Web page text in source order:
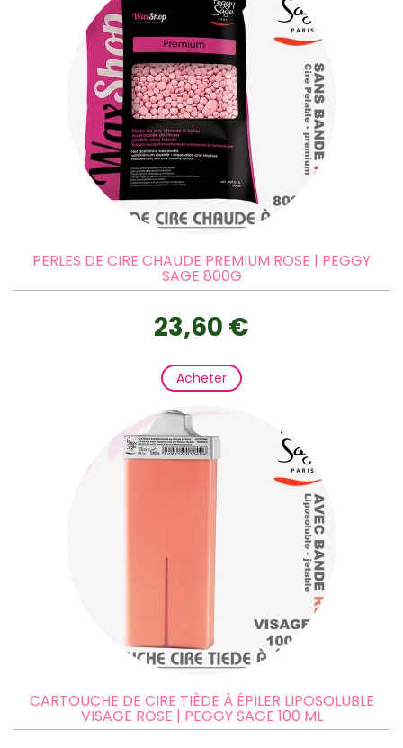
PERLES DE CIRE CHAUDE PREMIUM ROSE | PEGGY
SAGE 800G
23,60 €
Acheter
CARTOUCHE DE CIRE TIÈDE À ÉPILER LIPOSOLUBLE
VISAGE ROSE | PEGGY SAGE 100 ML